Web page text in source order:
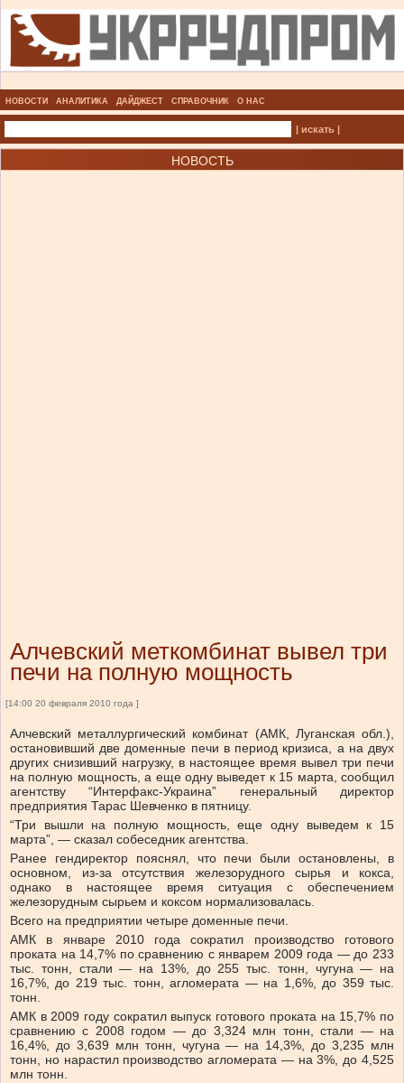
НОВОСТИ АНАЛИТИКА ДАЙДЖЕСТ СПРАВОЧНИК О НАС
| искать |
НОВОСТЬ
Алчевский меткомбинат вывел три
печи на полную мощность
[14:00 20 февраля 2010 года ]
Алчевский металлургический комбинат (АМК, Луганская обл.),
остановивший две доменные печи в период кризиса, а на двух
других снизивший нагрузку, в настоящее время вывел три печи
на полную мощность, а еще одну выведет к 15 марта, сообщил
агентству “Интерфакс-Украина” генеральный директор
предприятия Тарас Шевченко в пятницу.
“Три вышли на полную мощность, еще одну выведем к 15
марта”, — сказал собеседник агентства.
Ранее гендиректор пояснял, что печи были остановлены, в
основном, из-за отсутствия железорудного сырья и кокса,
однако в настоящее время ситуация с обеспечением
железорудным сырьем и коксом нормализовалась.
Всего на предприятии четыре доменные печи.
АМК в январе 2010 года сократил производство готового
проката на 14,7% по сравнению с январем 2009 года — до 233
тыс. тонн, стали — на 13%, до 255 тыс. тонн, чугуна — на
16,7%, до 219 тыс. тонн, агломерата — на 1,6%, до 359 тыс.
тонн.
АМК в 2009 году сократил выпуск готового проката на 15,7% по
сравнению с 2008 годом — до 3,324 млн тонн, стали — на
16,4%, до 3,639 млн тонн, чугуна — на 14,3%, до 3,235 млн
тонн, но нарастил производство агломерата — на 3%, до 4,525
млн тонн.